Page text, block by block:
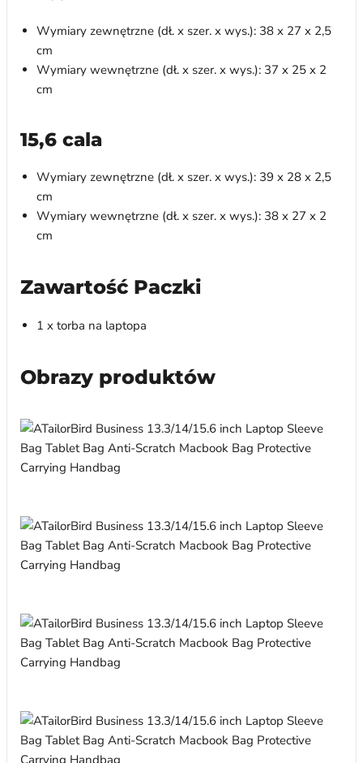
Wymiary zewnętrzne (dł. x szer. x wys.): 38 x 27 x 2,5
cm
Wymiary wewnętrzne (dł. x szer. x wys.): 37 x 25 x 2
cm
15,6 cala
Wymiary zewnętrzne (dł. x szer. x wys.): 39 x 28 x 2,5
cm
Wymiary wewnętrzne (dł. x szer. x wys.): 38 x 27 x 2
cm
Zawartość Paczki
1 x torba na laptopa
Obrazy produktów